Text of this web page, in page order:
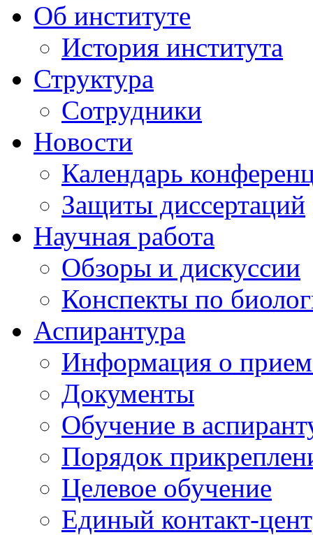
Об институте
История института
Структура
Сотрудники
Новости
Календарь
Защиты диссертаций
Научная работа
Обзоры и дискуссии
Конспекты по
Аспирантура
Информация о
Документы
Обучение в
Порядок
Целевое обучение
Единый контакт-